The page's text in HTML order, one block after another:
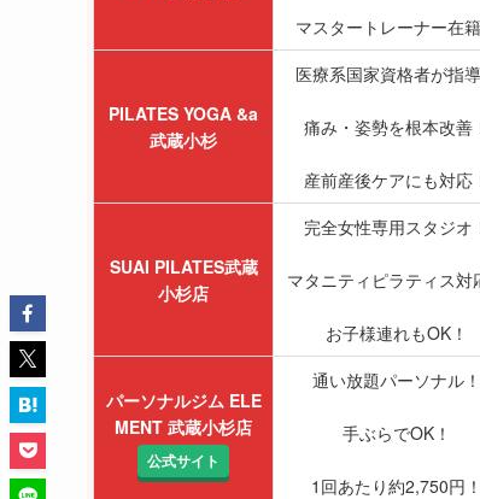
マスタートレーナー在籍
PILATES YOGA &a
武蔵小杉
医療系国家資格者が指導
痛み・姿勢を根本改善
産前産後ケアにも対応
SUAI PILATES武蔵
小杉店
完全女性専用スタジオ
マタニティピラティス対
お子様連れもOK！
パーソナルジム ELE
MENT 武蔵小杉店
公式サイト
通い放題パーソナル！
手ぶらでOK！
1回あたり約2,750円！